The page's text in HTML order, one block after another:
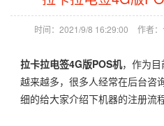
时间：2021/9/8 16:29:00 作者
拉卡拉电签4G版POS机，作为
越来越多，很多人经常在后台咨
细的给大家介绍下机器的注册流程